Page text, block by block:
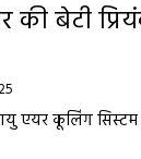
की बेटी
एयर कूलिंग सिस्टम